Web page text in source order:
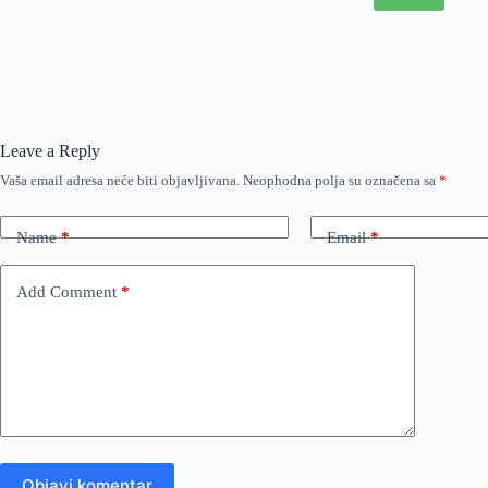
Leave a Reply
Vaša email adresa neće biti objavljivana. Neophodna polja su označena sa *
Name* Email*
Add Comment *